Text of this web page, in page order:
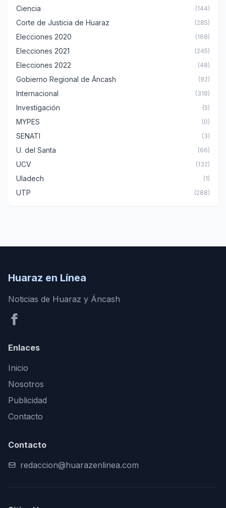
Ciencia (144)
Corte de Justicia de Huaraz (285)
Elecciones 2020 (168)
Elecciones 2021 (245)
Elecciones 2022 (48)
Gobierno Regional de Áncash (92)
Internacional (318)
Investigación (5)
MYPES (0)
SENATI (3)
U. del Santa (66)
UCV (132)
Uladech (1)
UTP (288)
Huaraz en Línea
Noticias de Huaraz y Áncash
Enlaces
Inicio
Nosotros
Publicidad
Contacto
Contacto
redaccion@huarazenlinea.com